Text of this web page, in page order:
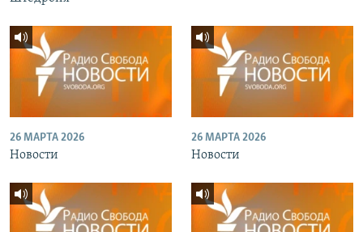
26 МАРТА 2026
Новости
26 МАРТА 2026
Новости